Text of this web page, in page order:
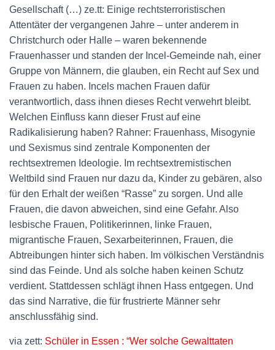
Gesellschaft (…) ze.tt: Einige rechtsterroristischen
Attentäter der vergangenen Jahre – unter anderem in
Christchurch oder Halle – waren bekennende
Frauenhasser und standen der Incel-Gemeinde nah, einer
Gruppe von Männern, die glauben, ein Recht auf Sex und
Frauen zu haben. Incels machen Frauen dafür
verantwortlich, dass ihnen dieses Recht verwehrt bleibt.
Welchen Einfluss kann dieser Frust auf eine
Radikalisierung haben? Rahner: Frauenhass, Misogynie
und Sexismus sind zentrale Komponenten der
rechtsextremen Ideologie. Im rechtsextremistischen
Weltbild sind Frauen nur dazu da, Kinder zu gebären, also
für den Erhalt der weißen “Rasse” zu sorgen. Und alle
Frauen, die davon abweichen, sind eine Gefahr. Also
lesbische Frauen, Politikerinnen, linke Frauen,
migrantische Frauen, Sexarbeiterinnen, Frauen, die
Abtreibungen hinter sich haben. Im völkischen Verständnis
sind das Feinde. Und als solche haben keinen Schutz
verdient. Stattdessen schlägt ihnen Hass entgegen. Und
das sind Narrative, die für frustrierte Männer sehr
anschlussfähig sind.
via zett: Schüler in Essen : “Wer solche Gewalttaten